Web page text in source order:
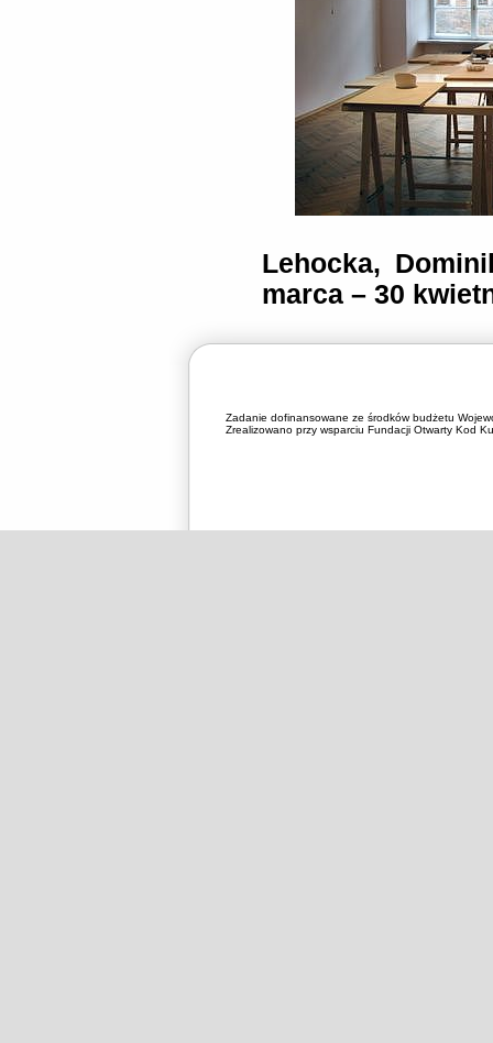
Lehocka,
marca – 30
Zadanie dofinansowane ze środków budżetu
Zrealizowano przy wsparciu Fundacji Otwarty Kod